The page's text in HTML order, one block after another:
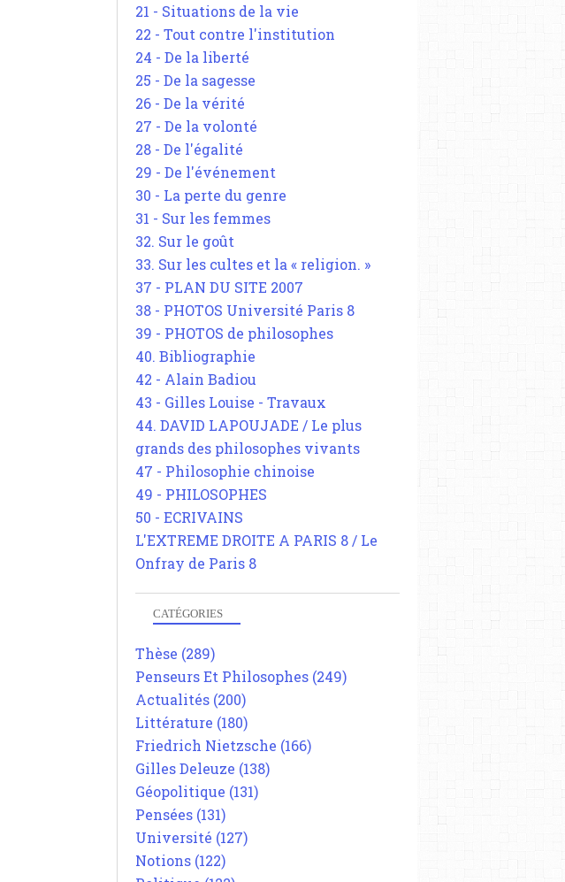
21 - Situations de la vie
22 - Tout contre l'institution
24 - De la liberté
25 - De la sagesse
26 - De la vérité
27 - De la volonté
28 - De l'égalité
29 - De l'événement
30 - La perte du genre
31 - Sur les femmes
32. Sur le goût
33. Sur les cultes et la « religion. »
37 - PLAN DU SITE 2007
38 - PHOTOS Université Paris 8
39 - PHOTOS de philosophes
40. Bibliographie
42 - Alain Badiou
43 - Gilles Louise - Travaux
44. DAVID LAPOUJADE / Le plus
grands des philosophes vivants
47 - Philosophie chinoise
49 - PHILOSOPHES
50 - ECRIVAINS
L'EXTREME DROITE A PARIS 8 / Le
Onfray de Paris 8
CATÉGORIES
Thèse (289)
Penseurs Et Philosophes (249)
Actualités (200)
Littérature (180)
Friedrich Nietzsche (166)
Gilles Deleuze (138)
Géopolitique (131)
Pensées (131)
Université (127)
Notions (122)